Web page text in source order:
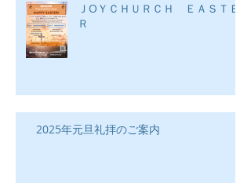
ＪOＹＣＨＵＲＣＨ ＥＡＳＴＥ
Ｒ
2025年元旦礼拝のご案内